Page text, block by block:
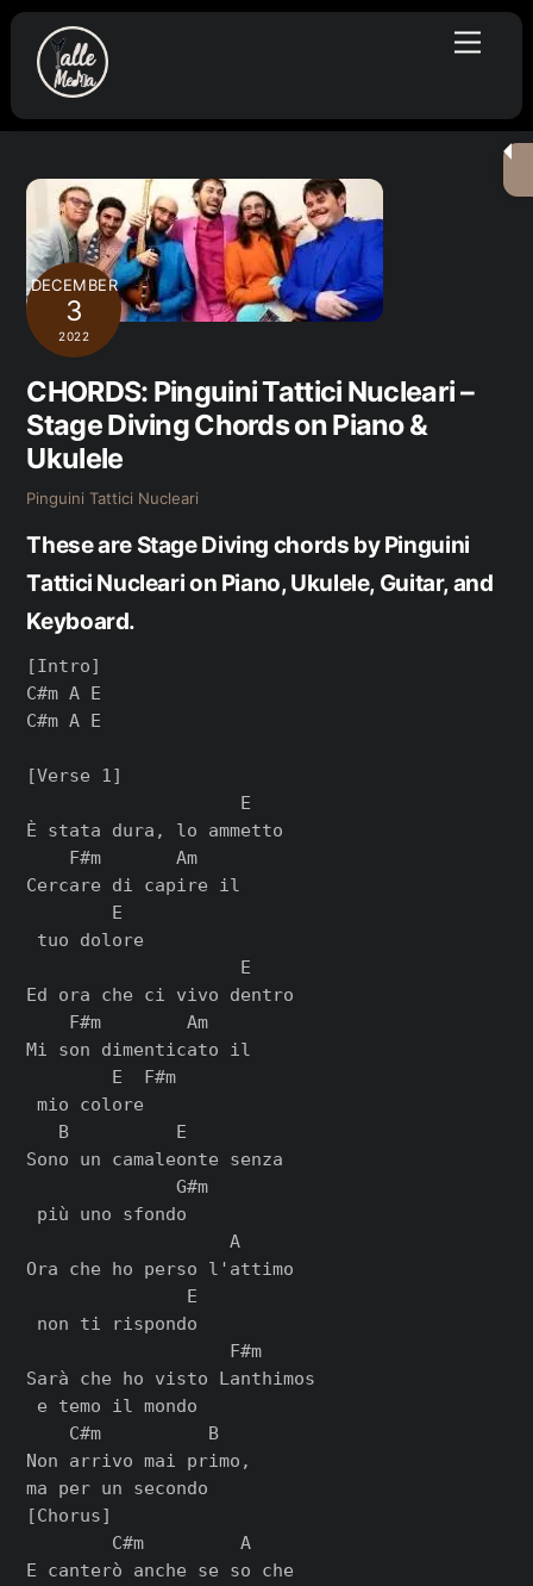
Skip
content
Menu
DECEMBER
3
2022
CHORDS: Pinguini Tattici Nucleari –
Stage Diving Chords on Piano &
Ukulele
Pinguini Tattici Nucleari
These are Stage Diving chords by Pinguini
Tattici Nucleari on Piano, Ukulele, Guitar, and
Keyboard.
[Intro]
C#m A E
C#m A E
[Verse 1]
                    E
È stata dura, lo ammetto
    F#m       Am
Cercare di capire il
        E
tuo dolore
                    E
Ed ora che ci vivo dentro
    F#m        Am
Mi son dimenticato il
        E  F#m
mio colore
   B          E
Sono un camaleonte senza
              G#m
più uno sfondo
                   A
Ora che ho perso l'attimo
               E
non ti rispondo
                   F#m
Sarà che ho visto Lanthimos
e temo il mondo
    C#m          B
Non arrivo mai primo,
[Chorus]
        C#m         A
E canterò anche se so che